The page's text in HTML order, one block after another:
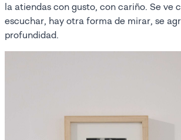
la atiendas con gusto, con cariño. Se ve
escuchar, hay otra forma de mirar, se
profundidad.